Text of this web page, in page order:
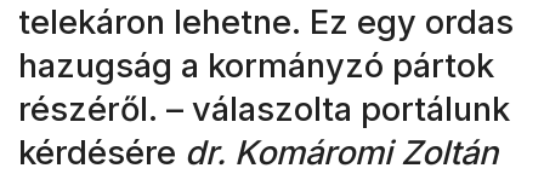
telekáron lehetne. Ez egy ordas
hazugság a kormányzó pártok
részéről. – válaszolta portálunk
kérdésére dr. Komáromi Zoltán